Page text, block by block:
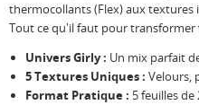
thermocollants (Flex) aux textures
Tout ce qu'il faut pour transformer
Univers Girly : Un mix parfait
5 Textures Uniques : Velours,
Format Pratique : 5 feuilles